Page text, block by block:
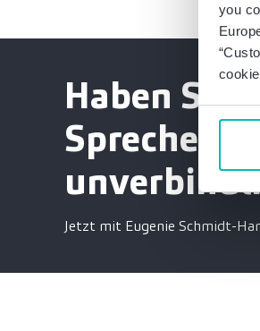
you
Haben Sie
Sprechen
Jetzt mit Eugenie Schmidt-